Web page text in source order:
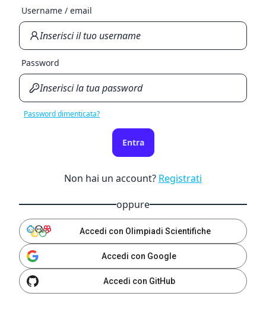
Username / email
Password
Password dimenticata?
Entra
Non hai un account? Registrati
oppure
Accedi con Olimpiadi Scientifiche
Accedi con Google
Accedi con GitHub